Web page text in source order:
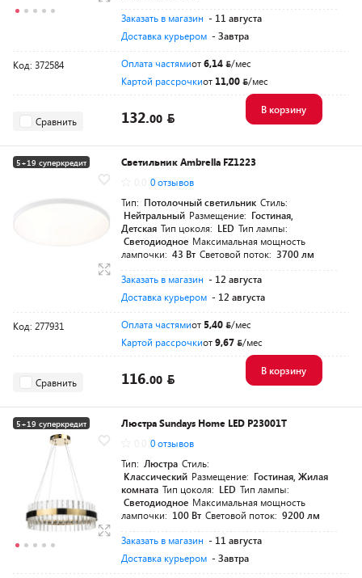
Заказать в магазин - 11 августа
Доставка курьером - Завтра
Код: 372584 Оплата частямиот6,14
/мес
Картой рассрочкиот 11,00 /мес
Сравнить 132.00
В корзину
5+19 суперкредит
Светильник Ambrella FZ1223
0 отзывов
Тип: Потолочный светильник Стиль:
Нейтральный Размещение: Гостиная,
Детская Тип цоколя: LED Тип лампы:
Светодиодное Максимальная мощность
лампочки: 43 Вт Световой поток: 3700 лм
Заказать в магазин - 12 августа
Доставка курьером - 12 августа
Код: 277931 Оплата частямиот 5,40
/мес
Картой рассрочкиот9,67 /мес
Сравнить 116.00
В корзину
5+19 суперкредит
Люстра Sundays Home LED P23001T
0 отзывов
Тип: Люстра Стиль:
Классический Размещение: Гостиная, Жилая
комната Тип цоколя: LED Тип лампы:
Светодиодное Максимальная мощность
лампочки: 100 Вт Световой поток: 9200 лм
Заказать в магазин - 11 августа
Доставка курьером - Завтра